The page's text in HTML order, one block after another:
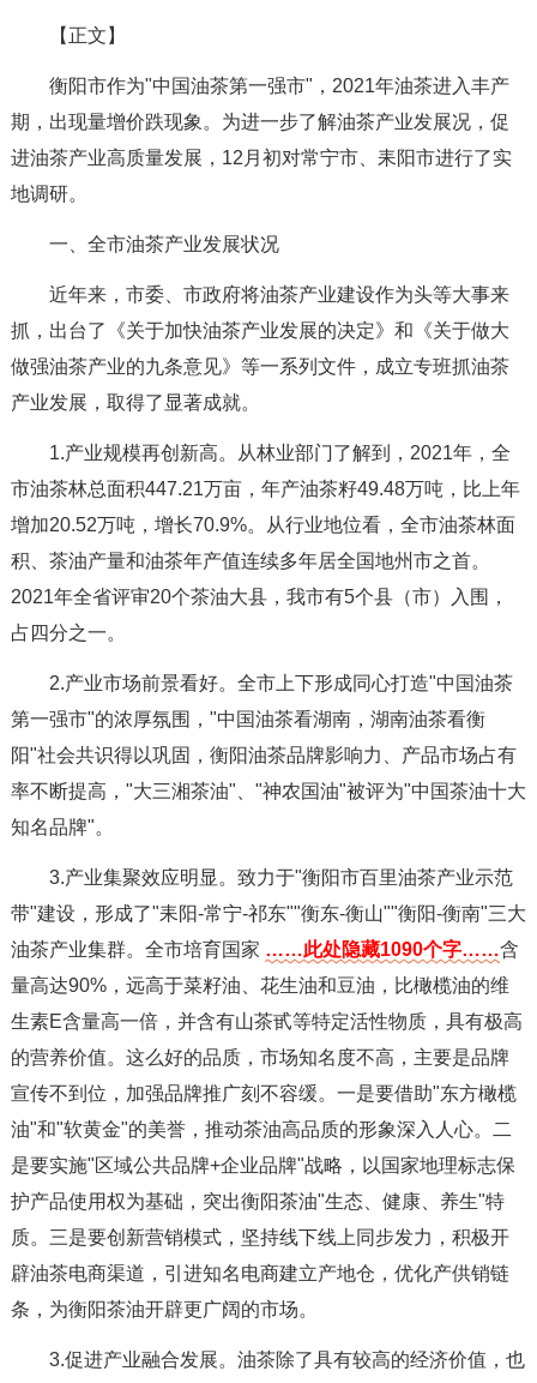
【正文】
衡阳市作为"中国油茶第一强市"，2021年油茶进入丰产
期，出现量增价跌现象。为进一步了解油茶产业发展况，促
进油茶产业高质量发展，12月初对常宁市、耒阳市进行了实
地调研。
一、全市油茶产业发展状况
近年来，市委、市政府将油茶产业建设作为头等大事来
抓，出台了《关于加快油茶产业发展的决定》和《关于做大
做强油茶产业的九条意见》等一系列文件，成立专班抓油茶
产业发展，取得了显著成就。
1.产业规模再创新高。从林业部门了解到，2021年，全
市油茶林总面积447.21万亩，年产油茶籽49.48万吨，比上年
增加20.52万吨，增长70.9%。从行业地位看，全市油茶林面
积、茶油产量和油茶年产值连续多年居全国地州市之首。
2021年全省评审20个茶油大县，我市有5个县（市）入围，
占四分之一。
2.产业市场前景看好。全市上下形成同心打造"中国油茶
第一强市"的浓厚氛围，"中国油茶看湖南，湖南油茶看衡
阳"社会共识得以巩固，衡阳油茶品牌影响力、产品市场占有
率不断提高，"大三湘茶油"、"神农国油"被评为"中国茶油十大
知名品牌"。
3.产业集聚效应明显。致力于"衡阳市百里油茶产业示范
带"建设，形成了"耒阳-常宁-祁东""衡东-衡山""衡阳-衡南"三大
油茶产业集群。全市培育国家 ……此处隐藏1090个字……含
量高达90%，远高于菜籽油、花生油和豆油，比橄榄油的维
生素E含量高一倍，并含有山茶甙等特定活性物质，具有极高
的营养价值。这么好的品质，市场知名度不高，主要是品牌
宣传不到位，加强品牌推广刻不容缓。一是要借助"东方橄榄
油"和"软黄金"的美誉，推动茶油高品质的形象深入人心。二
是要实施"区域公共品牌+企业品牌"战略，以国家地理标志保
护产品使用权为基础，突出衡阳茶油"生态、健康、养生"特
质。三是要创新营销模式，坚持线下线上同步发力，积极开
辟油茶电商渠道，引进知名电商建立产地仓，优化产供销链
条，为衡阳茶油开辟更广阔的市场。
3.促进产业融合发展。油茶除了具有较高的经济价值，也